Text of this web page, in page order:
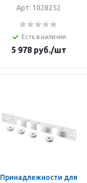
Арт: 1028252
Есть в наличии
5 978руб./шт
Принадлежности для